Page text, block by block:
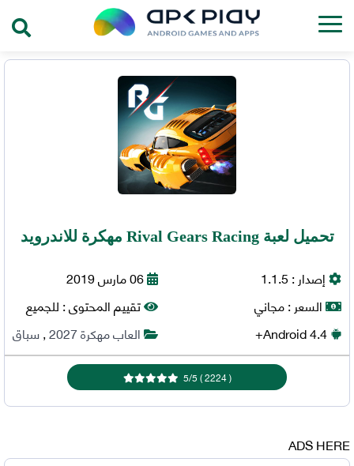
تحميل لعبة Rival Gears Racing مهكرة للاندرويد
إصدار :1.1.5
السعر :مجاني
Android4.4+
06 مارس 2019
تقييم المحتوى :للجميع
العاب مهكرة 2027
,سباق
(
2224
)
5/5
ADS HERE